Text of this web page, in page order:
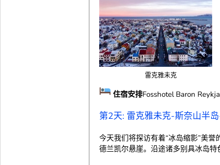
雷克雅未克
住宿安排Fosshotel Baron
第2天: 雷克雅未克-斯奈山半
今天我们将探访有着“冰岛缩影”美
德兰凯尔悬崖。沿途诸多别具冰岛